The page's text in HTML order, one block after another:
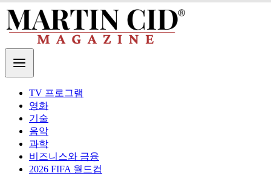
TV 프로그램
영화
기술
음악
과학
비즈니스와 금융
2026 FIFA 월드컵